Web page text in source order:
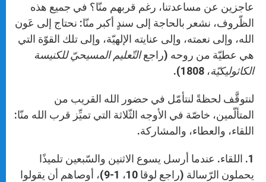
عاجزين عن مساعدتنا، رغم قربهم منّا؟ في جميع هذه
الظّروف، نشعر بالحاجة إلى سندٍ أكبر منّا: نحتاج إلى عَون
الله، وإلى نعمته، وإلى عنايته الإلهيّة، وإلى تلك القوّة التي
هي عطيّة من روحه (راجعالتّعليم المسيحيّ للكنيسة
الكاثوليكيّة، 1808).
لنتوقَّف لحظةً لنتأمّل في حضور الله القريب من
المتألّمين، خاصّة في الأوجه الثّلاثة التي تميِّز قرب الله منّا:
اللقاء، والعطاء، والمشاركة.
1. اللقاء. عندما أرسل يسوع الاثنين والسّبعين تلميذًا
يحملون الرّسالة (راجع لوقا 10، 1-9)، أوصاهم أن يقولوا